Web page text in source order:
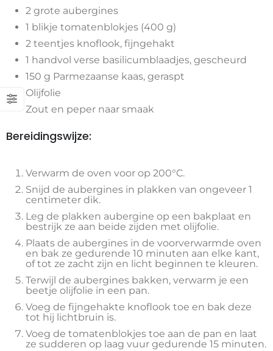
2 grote aubergines
1 blikje tomatenblokjes (400 g)
2 teentjes knoflook, fijngehakt
1 handvol verse basilicumblaadjes, gescheurd
150 g Parmezaanse kaas, geraspt
Olijfolie
Zout en peper naar smaak
Bereidingswijze:
Verwarm de oven voor op 200°C.
Snijd de aubergines in plakken van ongeveer 1
centimeter dik.
Leg de plakken aubergine op een bakplaat en
bestrijk ze aan beide zijden met olijfolie.
Plaats de aubergines in de voorverwarmde oven
en bak ze gedurende 10 minuten aan elke kant,
of tot ze zacht zijn en licht beginnen te kleuren.
Terwijl de aubergines bakken, verwarm je een
beetje olijfolie in een pan.
Voeg de fijngehakte knoflook toe en bak deze
tot hij lichtbruin is.
Voeg de tomatenblokjes toe aan de pan en laat
ze sudderen op laag vuur gedurende 15 minuten.